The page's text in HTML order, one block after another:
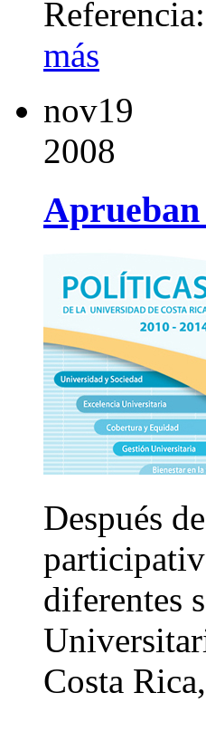
más
nov19
2008
Después
diferentes
Costa